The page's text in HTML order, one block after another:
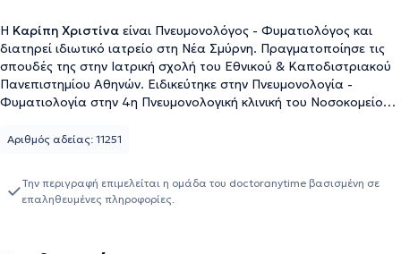
Η Καρίπη Χριστίνα είναι Πνευμονολόγος - Φυματιολόγος και
διατηρεί ιδιωτικό ιατρείο στη Νέα Σμύρνη. Πραγματοποίησε τις
σπουδές της στην Ιατρική σχολή του Εθνικού & Καποδιστριακού
Πανεπιστημίου Αθηνών. Ειδικεύτηκε στην Πνευμονολογία -
Φυματιολογία στην 4η Πνευμονολογική κλινική του Νοσοκομείου
συμμετείχε στο Ιατρείο Διακοπής Καπνίσματος της 6ης
εργαστεί ως προϊστάμενος ιατρός των ιατρικών ερευνητικών
πρωτοκόλλων στην εταιρεία Βιοτεχνολογίας Regulon. Τέλος, έχει
Αριθμός αδείας: 11251
Την περιγραφή επιμελείται η ομάδα του doctoranytime βασισμένη σε
επαληθευμένες πληροφορίες.